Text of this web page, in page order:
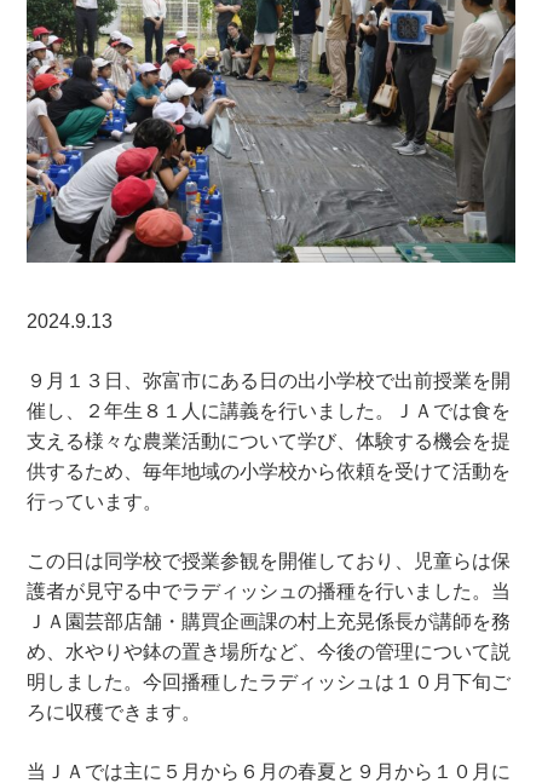
2024.9.13
９月１３日、弥富市にある日の出小学校で出前授業を開
催し、２年生８１人に講義を行いました。ＪＡでは食を
支える様々な農業活動について学び、体験する機会を提
供するため、毎年地域の小学校から依頼を受けて活動を
行っています。
この日は同学校で授業参観を開催しており、児童らは保
護者が見守る中でラディッシュの播種を行いました。当
ＪＡ園芸部店舗・購買企画課の村上充晃係長が講師を務
め、水やりや鉢の置き場所など、今後の管理について説
明しました。今回播種したラディッシュは１０月下旬ご
ろに収穫できます。
当ＪＡでは主に５月から６月の春夏と９月から１０月に